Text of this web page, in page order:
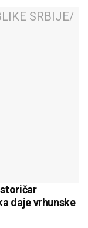
daje vrhunske